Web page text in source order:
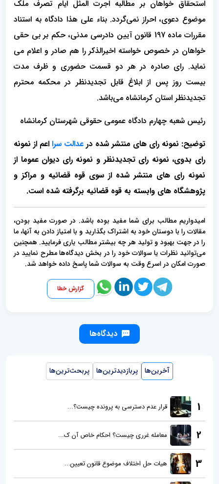
استحقاق خواهان بر مطالبه اجرت المثل ایام تصرف ملک
موضوع دعوی، احراز نمی‌گردد. بناء علی هذا دادگاه به استناد
مقررات ماده 197 قانون آیین دادرسی مدنی، حکم بر بی حقی
خواهان در خصوص خواسته اخیرالذکر را هم صادر و اعلام می
نماید. رای صادره در هر دو قسمت حضوری و ظرف مدت
بیست روز پس از ابلاغ قابل تجدیدنظر در محکمه محترم
تجدیدنظر استان کرمانشاه می‌باشد.
رئیس شعبه چهارم دادگاه عمومی حقوقی شهرستان کرمانشاه
توضیح: نمونه رای های منتشر شده در عدالت سرا اعم از نمونه
رای بدوی، نمونه رای تجدیدنظر و نمونه رای دیوان عموما از
نمونه رای های منتشر شده از سوی قوه قضائیه و مراکز و
پژوهشگاه های وابسته به قوه قضائیه برگرفته شده است.
امیدواریم مطالب برای شما مفید بوده باشد. در صورت مفید بودن،
مقالات را با دوستان خود به اشتراک بگذارید و با امتیاز دادن به آنها، ما
را در جهت بهبود و تولید هر چه بیشتر مطالب یاری فرمایید. همچنین
می‌توانید نظرات یا سوالات خود را در بخش دیدگاه‌ها مطرح نمایید در
صورت امکان در اسرع وقت به سوالات شما پاسخ داده خواهد شد.
گزارش خطا
دیدگاه‌ها
آخرین‌ها پربازدیدترین‌ها پربحث‌ترین‌ها
1 قرار عدم دسترسی به پرونده چیست؟...
2 معامله غرری چیست؟ احکام خاص آن ک...
3 هیات حل اختلاف موضوع قانون تعیین...